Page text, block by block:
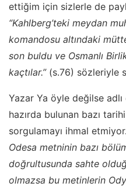
ettiğim için sizlerle de
“Kahlberg’teki meydan
komandosu altındaki
son buldu ve Osmanlı
kaçtılar.”(s.76) sözleriyle
Yazar Ya öyle değilse
hazırda bulunan bazı
sorgulamayı ihmal
Odesa metninin bazı
doğrultusunda sahte
olmazsa bu metinlerin